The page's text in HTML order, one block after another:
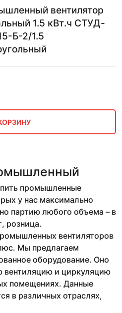
вентилятор
1.5 кВт.ч СТУД-
Б-2/1.5
промышленные
у нас максимально
партию любого объема – в
розница.
вентиляторов
Мы предлагаем
оборудование. Оно
вентиляцию и циркуляцию
помещениях. Данные
в различных отраслях,